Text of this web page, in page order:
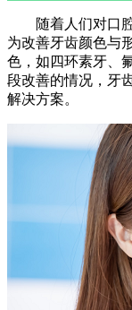
随着人们对口腔
为改善牙齿颜色与
色，如四环素牙、
段改善的情况，牙
解决方案。